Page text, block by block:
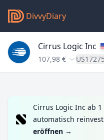
DivvyDiary
Cirrus Logic Inc
107,98 €
Cirrus Logic Inc ab
automatisch
eröffnen →